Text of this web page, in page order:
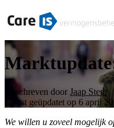
Geschreven door Jaap Steur
Laatst geüpdatet op 6 april
We willen u zoveel mogelijk